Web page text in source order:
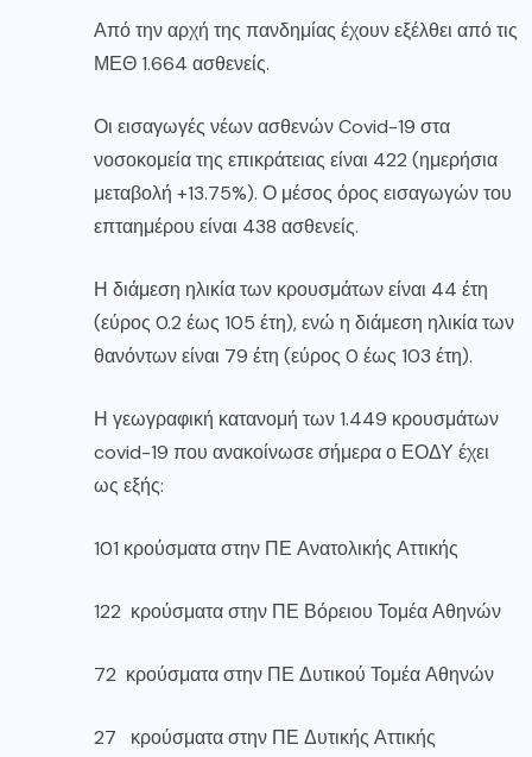
Από την αρχή της πανδημίας έχουν εξέλθει από τις
ΜΕΘ 1.664 ασθενείς.
Οι εισαγωγές νέων ασθενών Covid-19 στα
νοσοκομεία της επικράτειας είναι 422 (ημερήσια
μεταβολή +13.75%). Ο μέσος όρος εισαγωγών του
επταημέρου είναι 438 ασθενείς.
Η διάμεση ηλικία των κρουσμάτων είναι 44 έτη
(εύρος 0.2 έως 105 έτη), ενώ η διάμεση ηλικία των
θανόντων είναι 79 έτη (εύρος 0 έως 103 έτη).
Η γεωγραφική κατανομή των 1.449 κρουσμάτων
covid-19 που ανακοίνωσε σήμερα ο ΕΟΔΥ έχει
ως εξής:
101 κρούσματα στην ΠΕ Ανατολικής Αττικής
122 κρούσματα στην ΠΕ Βόρειου Τομέα Αθηνών
72 κρούσματα στην ΠΕ Δυτικού Τομέα Αθηνών
27 κρούσματα στην ΠΕ Δυτικής Αττικής